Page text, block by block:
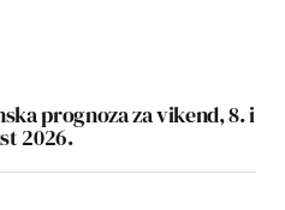
prognoza za vikend, 8. i
2026.